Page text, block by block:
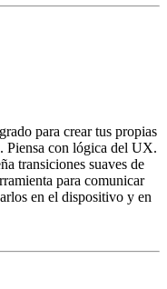
para crear tus propias
Piensa con lógica del UX.
transiciones suaves de
para comunicar
en el dispositivo y en